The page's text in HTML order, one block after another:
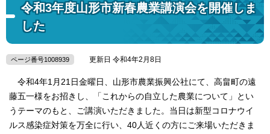
令和3年度山形市新春農業講演会を開催しま
した
ページ番号1008939 更新日 令和4年2月8日
令和4年1月21日金曜日、山形市農業振興公社にて、高畠町の遠
藤五一様をお招きし、「これからの自立した農業について」とい
うテーマのもと、ご講演いただきました。当日は新型コロナウイ
ルス感染症対策を万全に行い、40人近くの方にご来場いただきま